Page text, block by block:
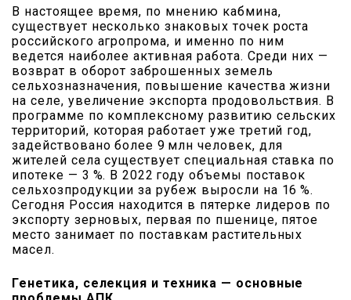
В настоящее время, по мнению кабмина,
существует несколько знаковых точек роста
российского агропрома, и именно по ним
ведется наиболее активная работа. Среди них —
возврат в оборот заброшенных земель
сельхозназначения, повышение качества жизни
на селе, увеличение экспорта продовольствия. В
программе по комплексному развитию сельских
территорий, которая работает уже третий год,
задействовано более 9 млн человек, для
жителей села существует специальная ставка по
ипотеке — 3 %. В 2022 году объемы поставок
сельхозпродукции за рубеж выросли на 16 %.
Сегодня Россия находится в пятерке лидеров по
экспорту зерновых, первая по пшенице, пятое
место занимает по поставкам растительных
масел.
Генетика, селекция и техника — основные